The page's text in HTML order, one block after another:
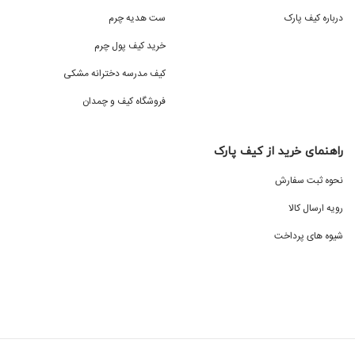
درباره کیف پارک
ست هدیه چرم
خرید کیف پول چرم
کیف مدرسه دخترانه مشکی
فروشگاه کیف و چمدان
راهنمای خرید از کیف پارک
نحوه ثبت سفارش
رویه ارسال کالا
شیوه های پرداخت